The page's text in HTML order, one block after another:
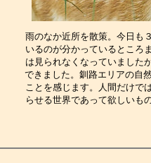
雨のなか近所を散策。今日も
いるのが分かっているところ
は見られなくなっていました
できました。釧路エリアの自
ことを感じます。人間だけで
らせる世界で